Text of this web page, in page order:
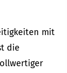
mit
die